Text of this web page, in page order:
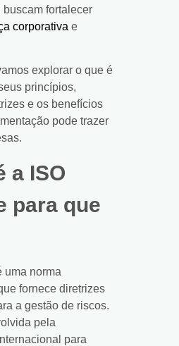
fortalecer
corporativa e
explorar o que é
princípios,
e os benefícios
pode trazer
a ISO
para que
uma norma
fornece diretrizes
a gestão de riscos.
pela
para